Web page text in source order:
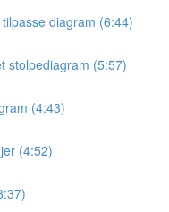
diagram (6:44)
stolpediagram (5:57)
(4:43)
(4:52)